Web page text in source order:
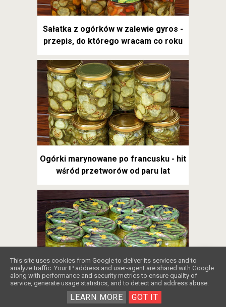
Sałatka z ogórków w zalewie gyros -
przepis, do którego wracam co roku
Ogórki marynowane po francusku - hit
wśród przetworów od paru lat
Najlepsza sałatka teściowej na zimę
This site uses cookies from Google to deliver its services and to
analyze traffic. Your IP address and user-agent are shared with Google
along with performance and security metrics to ensure quality of
service, generate usage statistics, and to detect and address abuse.
LEARN MORE GOT IT